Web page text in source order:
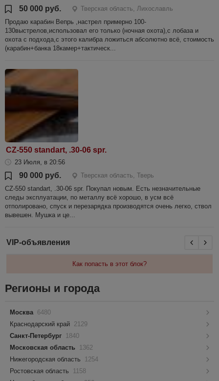
50 000 руб.
Тверская область, Лихославль
Продаю карабин Вепрь ,настрел примерно 100-
130выстрелов,использовал его только (ночная охота),с лобаза и
охота с подхода,с этого калибра ложиться абсолютно всё, стоимость
(карабин+банка 18камер+тактическ...
CZ-550 standart, .30-06 spr.
23 Июля, в 20:56
90 000 руб.
Тверская область, Тверь
CZ-550 standart, .30-06 spr. Покупал новым. Есть незначительные
следы эксплуатации, по металлу всё хорошо, в усм всё
отполировано, спуск и перезарядка производятся очень легко, ствол
вывешен. Мушка и це...
VIP-объявления
Как попасть в этот блок?
Регионы и города
Москва 6480
Краснодарский край 2129
Санкт-Петербург 1840
Московская область 1362
Нижегородская область
1254
Ростовская область
1158